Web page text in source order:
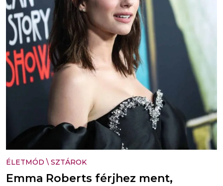
ÉLETMÓD \ SZTÁROK
Emma Roberts férjhez ment,